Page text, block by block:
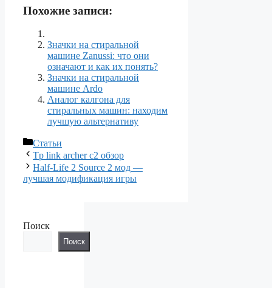
Похожие записи:
Значки на стиральной
машине Zanussi: что они
означают и как их понять?
Значки на стиральной
машине Ardo
Аналог калгона для
стиральных машин: находим
лучшую альтернативу
Рубрики
Статьи
Tp link archer c2 обзор
Half-Life 2 Source 2 мод —
лучшая модификация игры
Поиск
Поиск